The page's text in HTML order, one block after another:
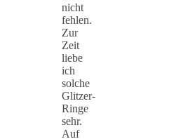
nicht
fehlen.
Zur
Zeit
liebe
ich
solche
Glitzer-
Ringe
sehr.
Auf